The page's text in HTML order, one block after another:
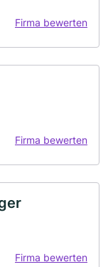
Firma bewerten
Firma bewerten
Firma bewerten